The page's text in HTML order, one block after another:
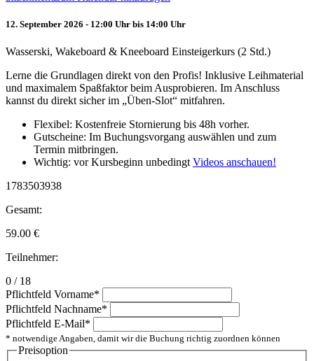
12. September 2026 - 12:00 Uhr bis 14:00 Uhr
Wasserski, Wakeboard & Kneeboard Einsteigerkurs (2 Std.)
Lerne die Grundlagen direkt von den Profis! Inklusive Leihmaterial
und maximalem Spaßfaktor beim Ausprobieren. Im Anschluss
kannst du direkt sicher im „Üben-Slot“ mitfahren.
Flexibel: Kostenfreie Stornierung bis 48h vorher.
Gutscheine: Im Buchungsvorgang auswählen und zum
Termin mitbringen.
Wichtig: vor Kursbeginn unbedingt Videos anschauen!
1783503938
Gesamt:
59.00 €
Teilnehmer:
0 / 18
Pflichtfeld Vorname*
Pflichtfeld Nachname*
Pflichtfeld E-Mail*
* notwendige Angaben, damit wir die Buchung richtig zuordnen können
Preisoption